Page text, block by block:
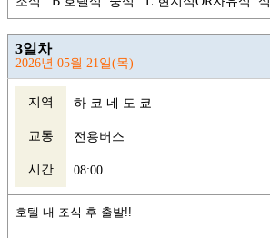
3일차
2026년 05월 21일(목)
지역 하 코 네 도 쿄
교통 전용버스
시간 08:00
호텔 내 조식 후 출발!!